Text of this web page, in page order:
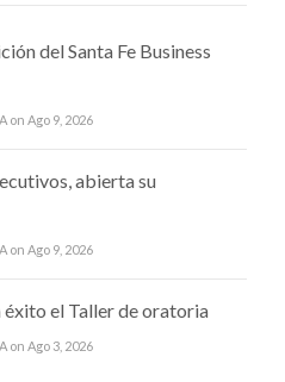
del Santa Fe Business
on Ago 9, 2026
abierta su
on Ago 9, 2026
éxito el Taller de oratoria
on Ago 3, 2026